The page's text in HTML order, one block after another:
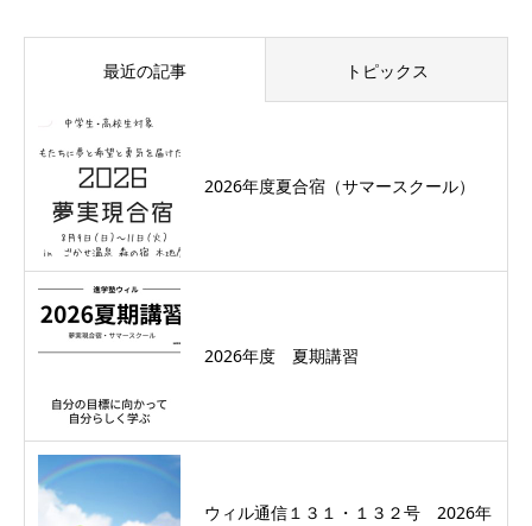
最近の記事 トピックス
2026年度夏合宿（サマースクール）
2026年度 夏期講習
ウィル通信１３１・１３２号 2026年